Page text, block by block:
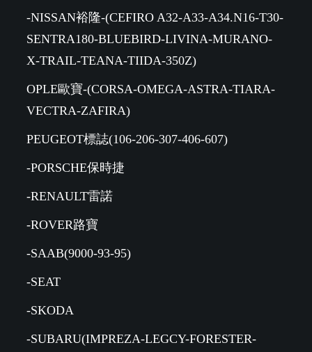
-NISSAN裕隆-(CEFIRO A32-A33-A34.N16-T30-
SENTRA180-BLUEBIRD-LIVINA-MURANO-
X-TRAIL-TEANA-TIIDA-350Z)
OPLE歐寶-(CORSA-OMEGA-ASTRA-TIARA-
VECTRA-ZAFIRA)
PEUGEOT標誌(106-206-307-406-607)
-PORSCHE保時捷
-RENAULT雷諾
-ROVER路寶
-SAAB(9000-93-95)
-SEAT
-SKODA
-SUBARU(IMPREZA-LEGCY-FORESTER-